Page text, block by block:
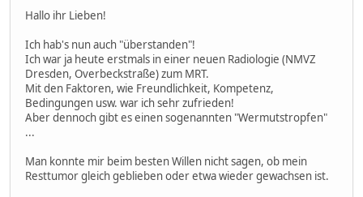
Hallo ihr Lieben!
Ich hab's nun auch "überstanden"!
Ich war ja heute erstmals in einer neuen Radiologie (NMVZ
Dresden, Overbeckstraße) zum MRT.
Mit den Faktoren, wie Freundlichkeit, Kompetenz,
Bedingungen usw. war ich sehr zufrieden!
Aber dennoch gibt es einen sogenannten "Wermutstropfen"
...
Man konnte mir beim besten Willen nicht sagen, ob mein
Resttumor gleich geblieben oder etwa wieder gewachsen ist.